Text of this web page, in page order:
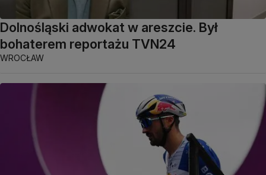
Dolnośląski adwokat w areszcie. Był
bohaterem reportażu TVN24
WROCŁAW